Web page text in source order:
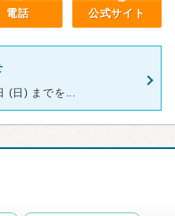
電話 公式サイト
(日) までを...